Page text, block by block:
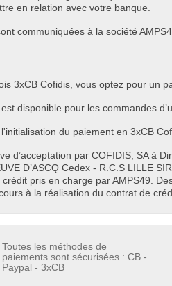
en relation avec votre banque.
communiquées à la société
3xCB Cofidis, vous optez pour un
disponible pour les commandes
du paiement en 3xCB
d’acceptation par COFIDIS, SA à
D’ASCQ Cedex - R.C.S LILLE
pris en charge par AMPS49.
à la réalisation du contrat de
Toutes les méthodes de
paiements sont sécurisées : CB -
Paypal - 3xCB